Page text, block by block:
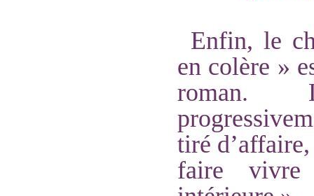
Enfin, le
en colère »
roman.
tiré
faire